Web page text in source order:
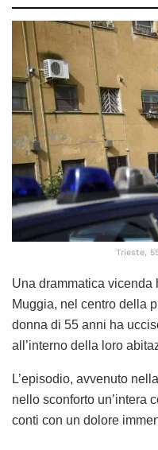
Trieste,
Una drammatica vicenda
Muggia, nel centro della
donna di 55 anni ha
all’interno della loro
L’episodio, avvenuto
nello sconforto un’intera
conti con un dolore